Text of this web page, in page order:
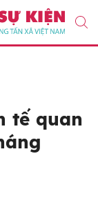
tế quan